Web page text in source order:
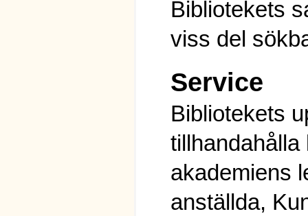
Bibliotekets
viss del
Service
Bibliotekets
tillhandahålla
akademiens
anställda,